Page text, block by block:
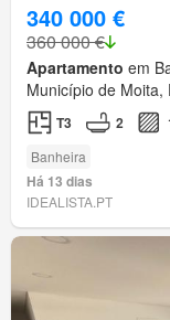
340 000 €
360 000 €
Apartamento em
Município de Moita,
T3 2
Banheira
Há 13 dias
IDEALISTA.PT